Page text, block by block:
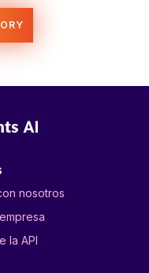
nosotros
la API